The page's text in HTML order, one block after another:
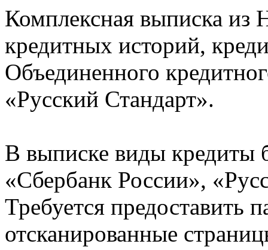
Комплексная выписка из
кредитных историй,
Объединенного
«Русский Стандарт».
В выписке виды кредиты
«Сбербанк России»,
Требуется предоставить
отсканированные